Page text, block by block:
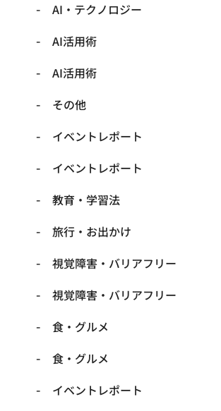
​AI・テクノロジー
​AI活用術
​AI活用術
​その他
​イベントレポート
​イベントレポート
​教育・学習法
​旅行・お出かけ
​視覚障害・バリアフリー
​視覚障害・バリアフリー
​食・グルメ
​食・グルメ
イベントレポート